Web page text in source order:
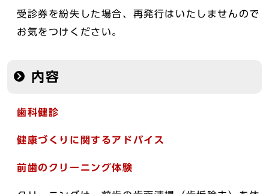
受診券を紛失した場合、再発行はいたしませんので
お気をつけください。
内容
歯科健診
健康づくりに関するアドバイス
前歯のクリーニング体験